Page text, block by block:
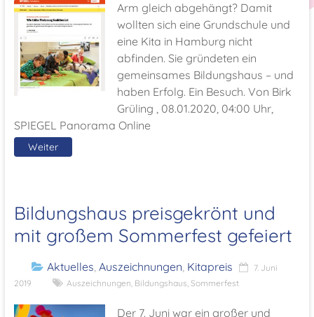
Arm gleich abgehängt? Damit
wollten sich eine Grundschule und
eine Kita in Hamburg nicht
abfinden. Sie gründeten ein
gemeinsames Bildungshaus – und
haben Erfolg. Ein Besuch. Von Birk
Grüling , 08.01.2020, 04:00 Uhr,
SPIEGEL Panorama Online
Weiter
Bildungshaus preisgekrönt und
mit großem Sommerfest gefeiert
Aktuelles, Auszeichnungen, Kitapreis
7. Juni
2019
Auszeichnungen, Bildungshaus, Sommerfest
Der 7. Juni war ein großer und